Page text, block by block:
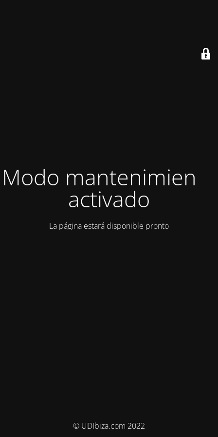
Modo mantenimiento
activado
La página estará disponible pronto
© UDIbiza.com 2022